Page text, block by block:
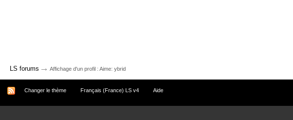
LS forums → Affichage d'un profil : Aime: ybrid
Changer le thème Français (France) LS v4 Aide